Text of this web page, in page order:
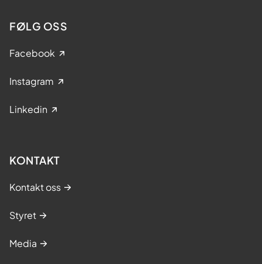
FØLG OSS
Facebook
Instagram
Linkedin
KONTAKT
Kontakt oss
Styret
Media